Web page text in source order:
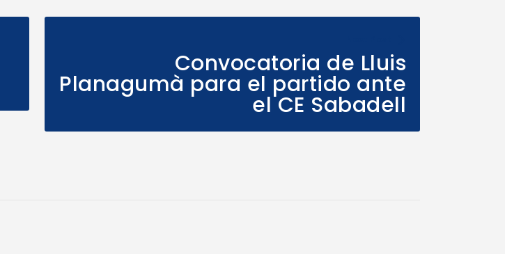
Convocatoria de Lluis
Planagumà para el partido ante
el CE Sabadell